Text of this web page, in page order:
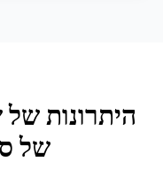
היתרונות של
של